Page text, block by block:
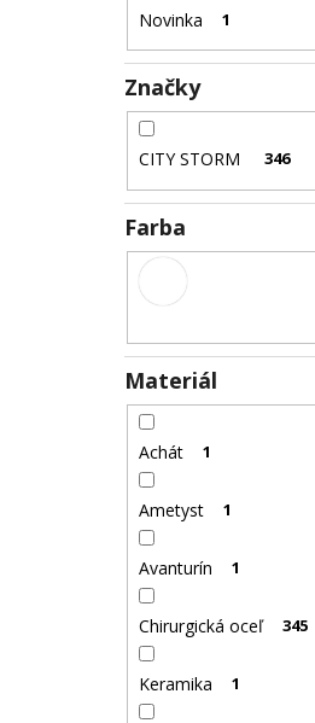
Novinka 1
Značky
CITY STORM 346
Farba
Materiál
Achát 1
Ametyst 1
Avanturín 1
Chirurgická oceľ 345
Keramika 1
ZADARMO
22,87 €